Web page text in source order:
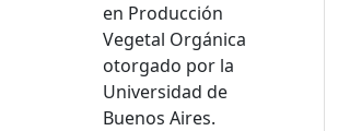
en Producción
Vegetal Orgánica
otorgado por la
Universidad de
Buenos Aires.